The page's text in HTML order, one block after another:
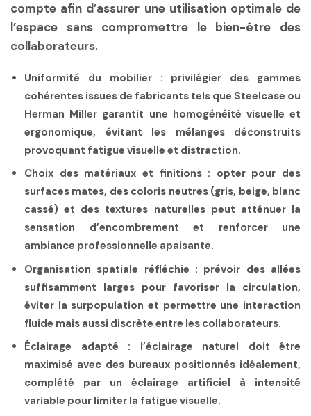
compte afin d’assurer une utilisation optimale de
l’espace sans compromettre le bien-être des
collaborateurs.
Uniformité du mobilier: privilégier des gammes
cohérentes issues de fabricants tels que Steelcase ou
Herman Miller garantit une homogénéité visuelle et
ergonomique, évitant les mélanges déconstruits
provoquant fatigue visuelle et distraction.
Choix des matériaux et finitions: opter pour des
surfaces mates, des coloris neutres (gris, beige, blanc
cassé) et des textures naturelles peut atténuer la
sensation d’encombrement et renforcer une
ambiance professionnelle apaisante.
Organisation spatiale réfléchie : prévoir des allées
suffisamment larges pour favoriser la circulation,
éviter la surpopulation et permettre une interaction
fluide mais aussi discrète entre les collaborateurs.
Éclairage adapté : l’éclairage naturel doit être
maximisé avec des bureaux positionnés idéalement,
complété par un éclairage artificiel à intensité
variable pour limiter la fatigue visuelle.